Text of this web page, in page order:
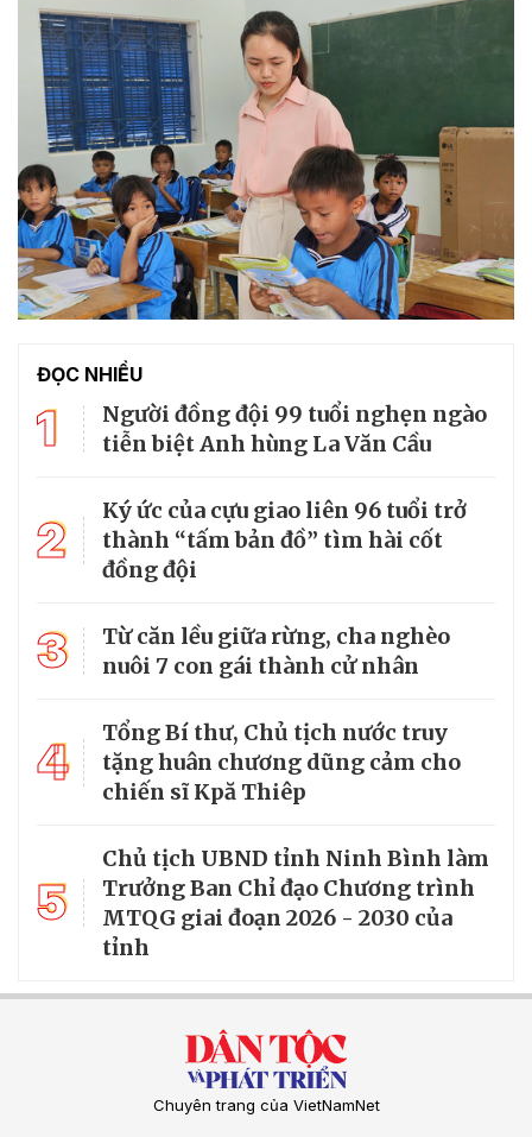
ĐỌC NHIỀU
1
Người đồng đội 99 tuổi nghẹn ngào
tiễn biệt Anh hùng La Văn Cầu
2
Ký ức của cựu giao liên 96 tuổi trở
thành “tấm bản đồ” tìm hài cốt
đồng đội
3
Từ căn lều giữa rừng, cha nghèo
nuôi 7 con gái thành cử nhân
4
Tổng Bí thư, Chủ tịch nước truy
tặng huân chương dũng cảm cho
chiến sĩ Kpă Thiêp
5
Chủ tịch UBND tỉnh Ninh Bình làm
Trưởng Ban Chỉ đạo Chương trình
MTQG giai đoạn 2026 - 2030 của
tỉnh
Chuyên trang của VietNamNet